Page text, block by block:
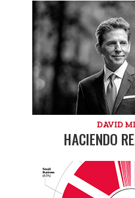
DAVID
HACIENDO